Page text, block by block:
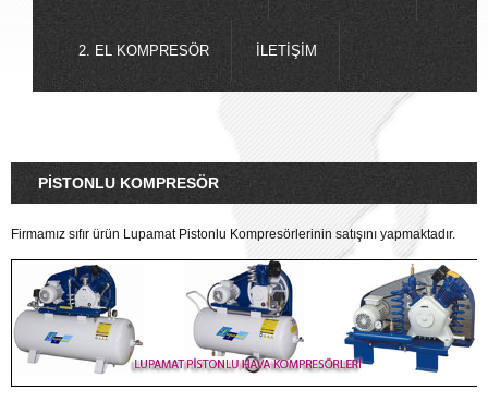
2. EL KOMPRESÖR İLETIŞIM
PISTONLU KOMPRESÖR
Firmamız sıfır ürün Lupamat Pistonlu Kompresörlerinin satışını yapmaktadır.